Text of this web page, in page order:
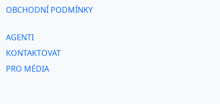
OBCHODNÍ PODMÍNKY
AGENTI
KONTAKTOVAT
PRO MÉDIA